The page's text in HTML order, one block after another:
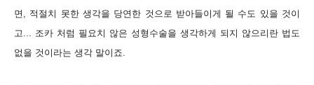
면, 적절치 못한 생각을 당연한 것으로 받아들이게 될 수도 있을 것이
고... 조카 처럼 필요치 않은 성형수술을 생각하게 되지 않으리란 법도
없을 것이라는 생각 말이죠.